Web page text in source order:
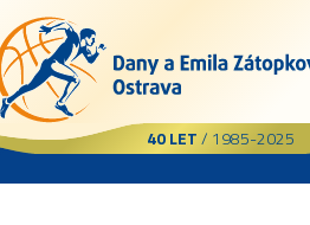
40 LET/ 1985-2025